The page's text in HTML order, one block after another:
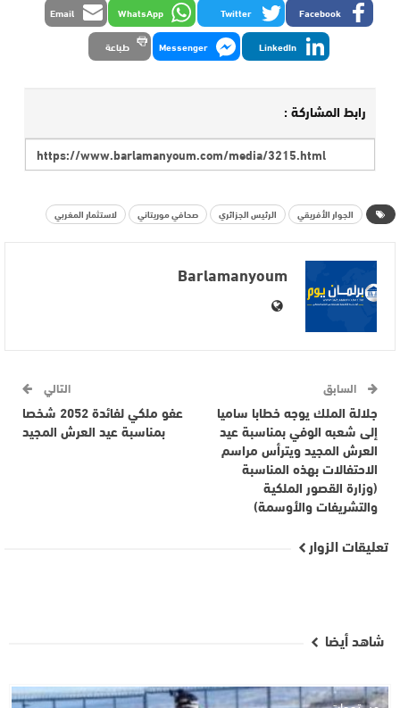
Facebook
Twitter
WhatsApp
Email
LinkedIn
Messenger طباعة
رابط المشاركة :
الجوار الأفريقي الرئيس الجزائري صحافي موريتاني لاستثمار المغربي
Barlamanyoum
السابق
جلالة الملك يوجه خطابا ساميا
إلى شعبه الوفي بمناسبة عيد
العرش المجيد ويترأس مراسم
الاحتفالات بهذه المناسبة
(وزارة القصور الملكية
والتشريفات والأوسمة)
التالي
عفو ملكي لفائدة 2052 شخصا
بمناسبة عيد العرش المجيد
تعليقات الزوار
شاهد أيضا